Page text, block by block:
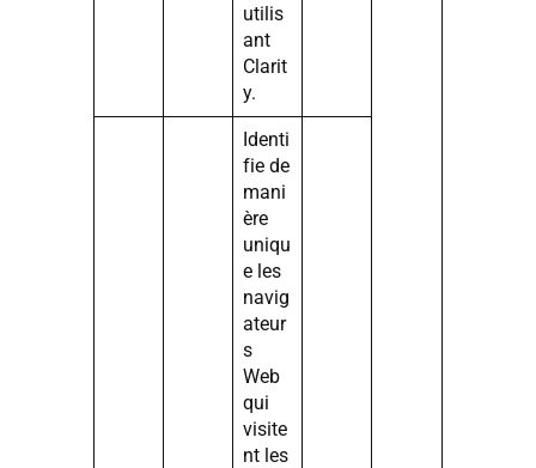
utilis
ant
Clarit
y.
Identi
fie de
mani
ère
uniqu
e les
navig
ateur
s
Web
qui
visite
nt les